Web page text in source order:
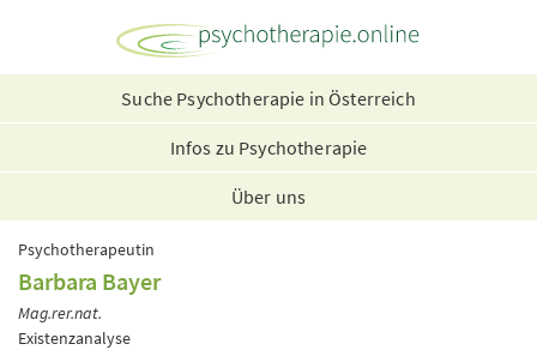
Suche Psychotherapie in Österreich
Infos zu Psychotherapie
Über uns
Psychotherapeutin
Barbara Bayer
Mag.rer.nat.
Existenzanalyse